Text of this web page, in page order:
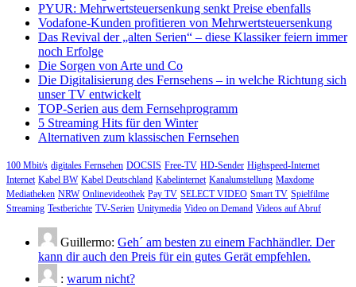
PYUR: Mehrwertsteuersenkung senkt Preise ebenfalls
Vodafone-Kunden profitieren von Mehrwertsteuersenkung
Das Revival der „alten Serien“ – diese Klassiker feiern immer
noch Erfolge
Die Sorgen von Arte und Co
Die Digitalisierung des Fernsehens – in welche Richtung sich
unser TV entwickelt
TOP-Serien aus dem Fernsehprogramm
5 Streaming Hits für den Winter
Alternativen zum klassischen Fernsehen
100 Mbit/s digitales Fernsehen DOCSIS Free-TV HD-Sender Highspeed-Internet
Internet Kabel BW Kabel Deutschland Kabelinternet Kanalumstellung Maxdome
Mediatheken NRW Onlinevideothek Pay TV SELECT VIDEO Smart TV Spielfilme
Streaming Testberichte TV-Serien Unitymedia Video on Demand Videos auf Abruf
Guillermo: Geh´ am besten zu einem Fachhändler. Der
kann dir auch den Preis für ein gutes Gerät empfehlen.
: warum nicht?